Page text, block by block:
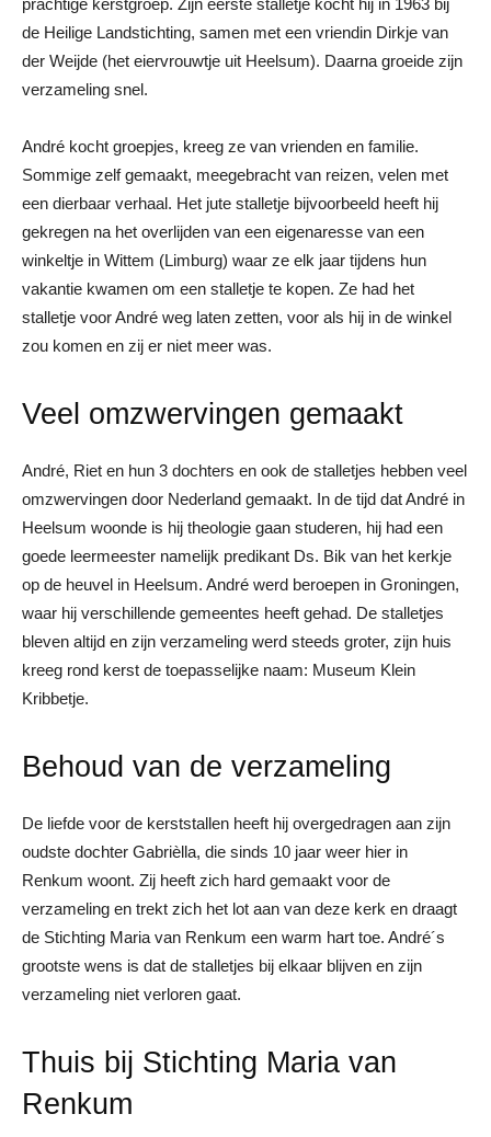
de Heilige Landstichting, samen met een vriendin Dirkje van
der Weijde (het eiervrouwtje uit Heelsum). Daarna groeide zijn
verzameling snel.
André kocht groepjes, kreeg ze van vrienden en familie.
Sommige zelf gemaakt, meegebracht van reizen, velen met
een dierbaar verhaal. Het jute stalletje bijvoorbeeld heeft hij
gekregen na het overlijden van een eigenaresse van een
winkeltje in Wittem (Limburg) waar ze elk jaar tijdens hun
vakantie kwamen om een stalletje te kopen. Ze had het
stalletje voor André weg laten zetten, voor als hij in de winkel
zou komen en zij er niet meer was.
Veel omzwervingen gemaakt
André, Riet en hun 3 dochters en ook de stalletjes hebben veel
omzwervingen door Nederland gemaakt. In de tijd dat André in
Heelsum woonde is hij theologie gaan studeren, hij had een
goede leermeester namelijk predikant Ds. Bik van het kerkje
op de heuvel in Heelsum. André werd beroepen in Groningen,
waar hij verschillende gemeentes heeft gehad. De stalletjes
bleven altijd en zijn verzameling werd steeds groter, zijn huis
kreeg rond kerst de toepasselijke naam: Museum Klein
Kribbetje.
Behoud van de verzameling
De liefde voor de kerststallen heeft hij overgedragen aan zijn
oudste dochter Gabrièlla, die sinds 10 jaar weer hier in
Renkum woont. Zij heeft zich hard gemaakt voor de
verzameling en trekt zich het lot aan van deze kerk en draagt
de Stichting Maria van Renkum een warm hart toe. André´s
grootste wens is dat de stalletjes bij elkaar blijven en zijn
verzameling niet verloren gaat.
Thuis bij Stichting Maria van
Renkum